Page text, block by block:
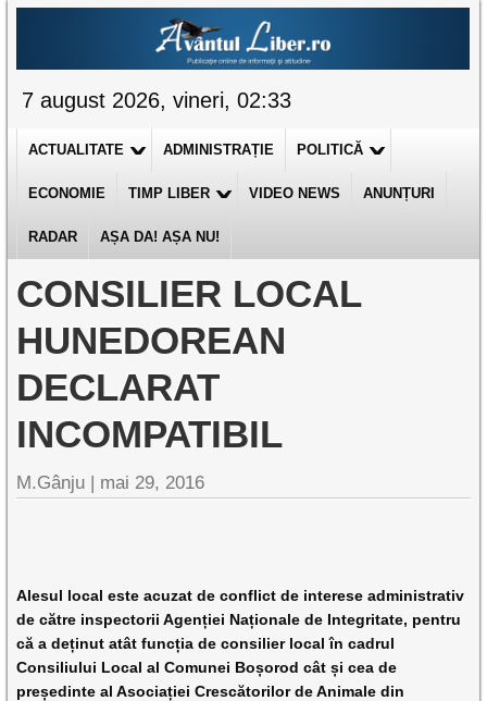
7 august 2026, vineri, 02:33
ACTUALITATE ADMINISTRAȚIE POLITICĂ
ECONOMIE TIMP LIBER VIDEO NEWS ANUNȚURI
RADAR AȘA DA! AȘA NU!
CONSILIER LOCAL
HUNEDOREAN
DECLARAT
INCOMPATIBIL
M.Gânju | mai 29, 2016
Alesul local este acuzat de conflict de interese administrativ
de către inspectorii Agenției Naționale de Integritate, pentru
că a deținut atât funcția de consilier local în cadrul
Consiliului Local al Comunei Boșorod cât și cea de
președinte al Asociației Crescătorilor de Animale din